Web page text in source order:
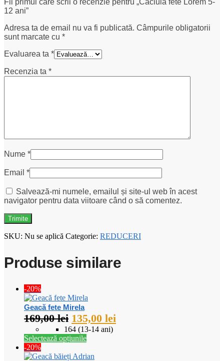
Fii primul care scrii o recenzie pentru „Căciulă fete Lorem 5-
12 ani”
Adresa ta de email nu va fi publicată. Câmpurile obligatorii
sunt marcate cu *
Evaluarea ta *
Recenzia ta *
Nume *
Email *
Salvează-mi numele, emailul și site-ul web în acest
navigator pentru data viitoare când o să comentez.
SKU: Nu se aplică Categorie: REDUCERI
Produse similare
-20%
Geacă fete Mirela
169,00lei 135,00 lei
164 (13-14 ani)
Selectează opțiunile
-20%